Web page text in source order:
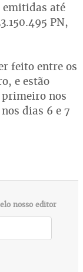
emitidas até
PN,
feito entre os
e estão
primeiro nos
dias 6 e 7
nosso editor